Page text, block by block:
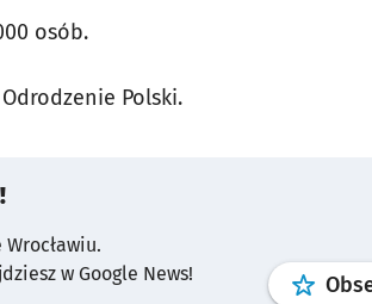
osób.
Polski.
w Google News!